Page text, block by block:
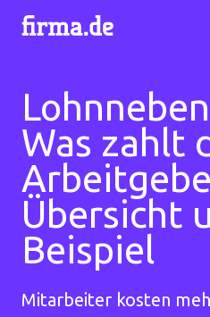
Was zahlt
Übersicht
Beispiel
Mitarbeiter kosten